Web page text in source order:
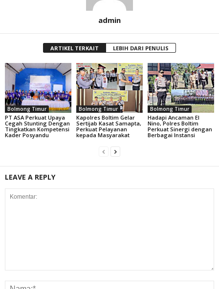
admin
ARTIKEL TERKAIT LEBIH DARI PENULIS
Bolmong Timur
PT ASA Perkuat Upaya
Cegah Stunting Dengan
Tingkatkan Kompetensi
Kader Posyandu
Bolmong Timur
Kapolres Boltim Gelar
Sertijab Kasat Samapta,
Perkuat Pelayanan
kepada Masyarakat
Bolmong Timur
Hadapi Ancaman El
Nino, Polres Boltim
Perkuat Sinergi dengan
Berbagai Instansi
LEAVE A REPLY